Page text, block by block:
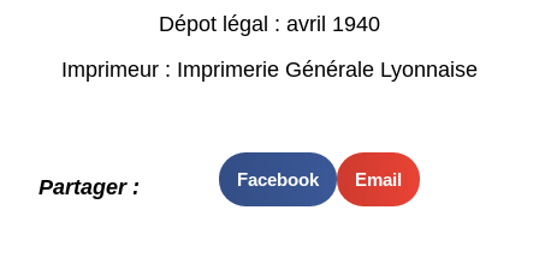
Dépot légal : avril 1940
Imprimeur : Imprimerie Générale Lyonnaise
Partager : Facebook Email